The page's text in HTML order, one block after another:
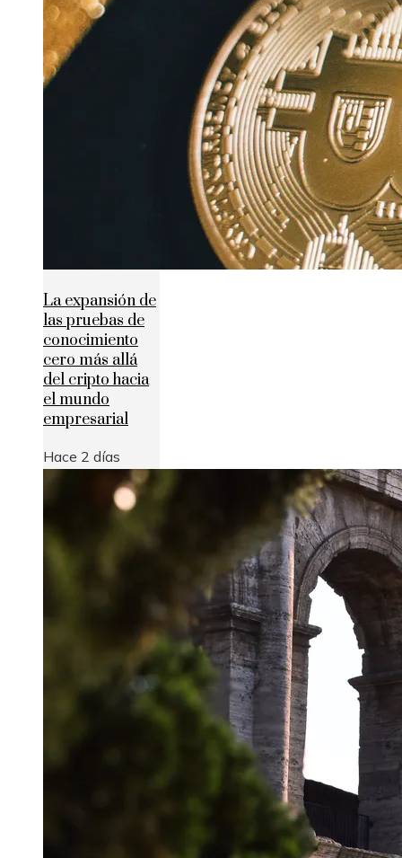
La expansión de
las pruebas de
conocimiento
cero más allá
del cripto hacia
el mundo
empresarial
Hace 2 días